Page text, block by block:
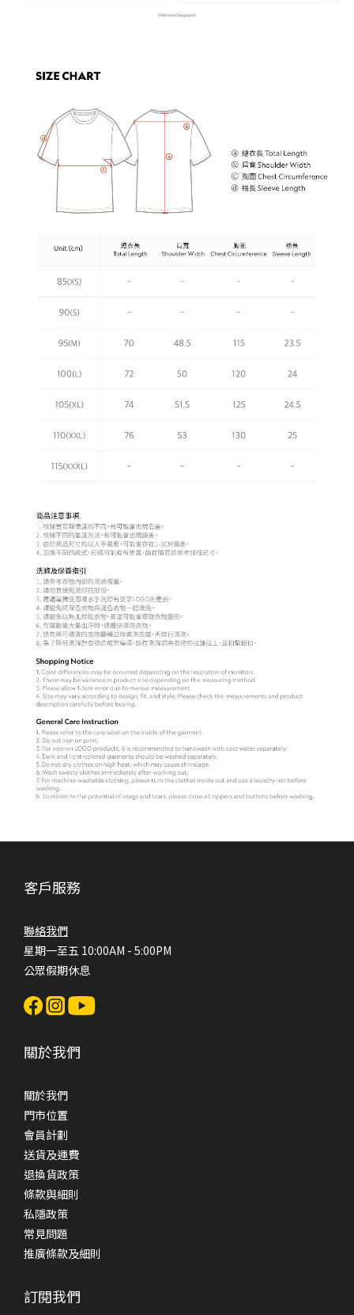
客戶服務
聯絡我們
星期一至五 10:00AM - 5:00PM
公眾假期休息
關於我們
關於我們
門市位置
會員計劃
送貨及運費
退換貨政策
條款與細則
私隱政策
常見問題
推廣條款及細則
訂閱我們